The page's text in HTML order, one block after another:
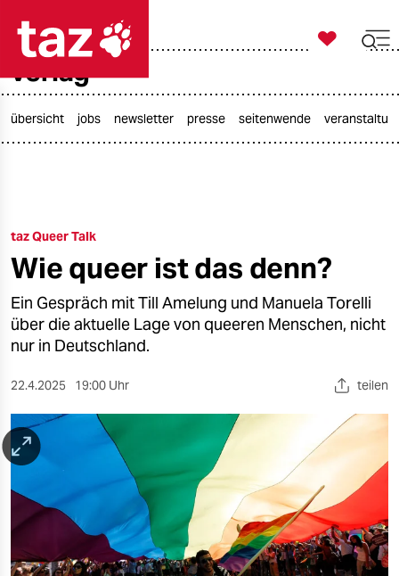
taz zahl ich
öko
gesellschaft
kultur
nord
verlag
verlag

taz zahl ich
verlag
übersicht jobs newsletter presse seitenwende
taz Queer Talk
Wie queer ist das denn?
Ein Gespräch mit Till Amelung und Manuela Torelli
über die aktuelle Lage von queeren Menschen, nicht
nur in Deutschland.
22.4.2025 19:00 Uhr teilen